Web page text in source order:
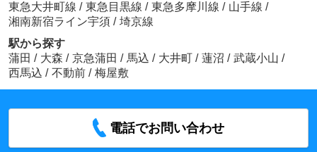
東急大井町線 / 東急目黒線 / 東急多摩川線 / 山手線 /
湘南新宿ライン宇須 / 埼京線
駅から探す
蒲田 / 大森 / 京急蒲田 / 馬込 / 大井町 / 蓮沼 / 武蔵小山 /
西馬込 / 不動前 / 梅屋敷
電話でお問い合わせ